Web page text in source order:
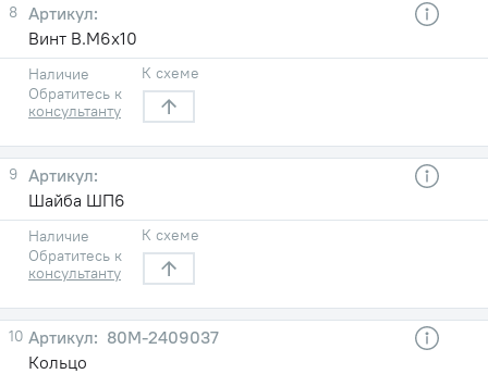
8
Винт В.М6х10
Наличие
Обратитесь к
консультанту
К схеме
9
Шайба ШП6
Наличие
Обратитесь к
консультанту
К схеме
10
80М-2409037
Кольцо